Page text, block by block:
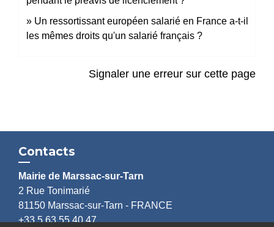
Un ressortissant européen salarié en France a-t-il
les mêmes droits qu'un salarié français ?
Signaler une erreur sur cette page
Contacts
Mairie de Marssac-sur-Tarn
2 Rue Tonimarié
81150 Marssac-sur-Tarn - FRANCE
+33 5 63 55 40 47